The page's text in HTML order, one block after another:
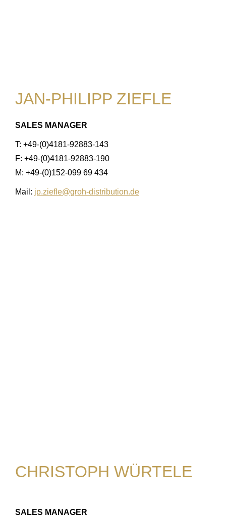
JAN-PHILIPP ZIEFLE
SALES MANAGER
T: +49-(0)4181-92883-143
F: +49-(0)4181-92883-190
M: +49-(0)152-099 69 434
Mail: jp.ziefle@groh-distribution.de
CHRISTOPH WÜRTELE
SALES MANAGER